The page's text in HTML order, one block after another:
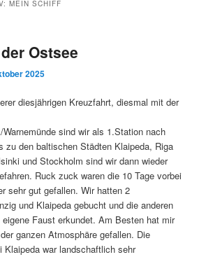
MEIN SCHIFF
Ostsee
2025
diesjährigen Kreuzfahrt, diesmal mit der
sind wir als 1.Station nach
zu den baltischen Städten Klaipeda, Riga
und Stockholm sind wir dann wieder
Ruck zuck waren die 10 Tage vorbei
sehr gut gefallen. Wir hatten 2
und Klaipeda gebucht und die anderen
Faust erkundet. Am Besten hat mir
ganzen Atmosphäre gefallen. Die
Klaipeda war landschaftlich sehr